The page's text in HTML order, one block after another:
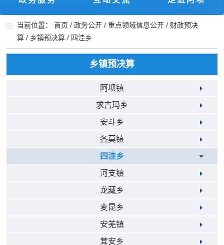
当前位置：首页 /政务公开 /重点领域信息公开 / 财政预决
算 / 乡镇预决算 / 四洼乡
乡镇预决算
阿坝镇
求吉玛乡
安斗乡
各莫镇
四洼乡
河支镇
龙藏乡
麦昆乡
安羌镇
茸安乡